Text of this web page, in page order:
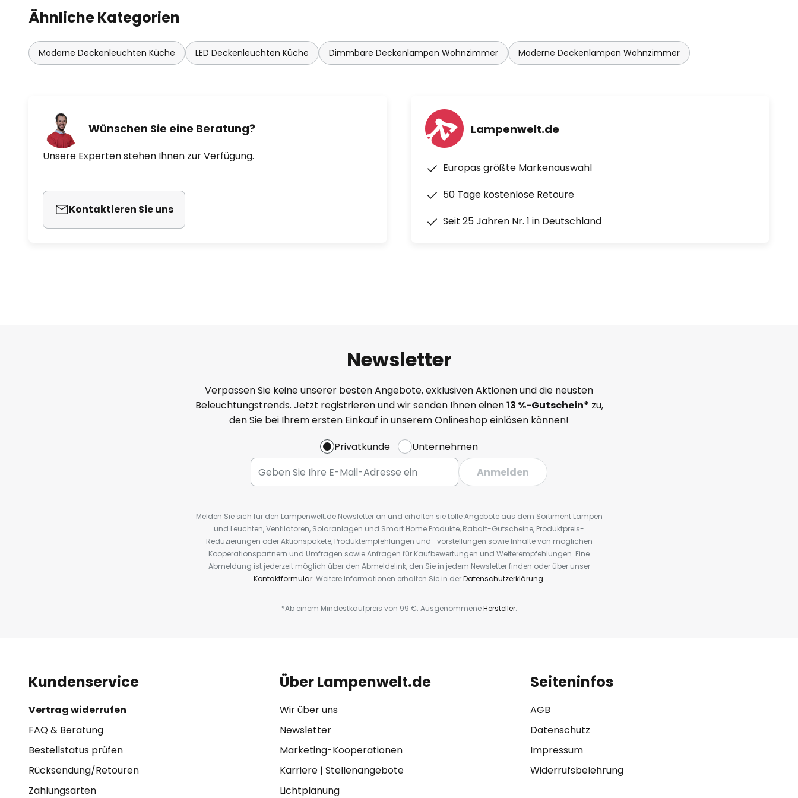
Ähnliche Kategorien
Moderne Deckenleuchten Küche LED Deckenleuchten Küche Dimmbare Deckenlampen Wohnzimmer Moderne Deckenlampen Wohnzimmer
Wünschen Sie eine Beratung?
Unsere Experten stehen Ihnen zur Verfügung.
Kontaktieren Sie uns
Lampenwelt.de
Europas größte Markenauswahl
50 Tage kostenlose Retoure
Seit 25 Jahren Nr. 1 in Deutschland
Newsletter
Verpassen Sie keine unserer besten Angebote, exklusiven Aktionen und die neusten
Beleuchtungstrends. Jetzt registrieren und wir senden Ihnen einen13 %-Gutschein* zu,
den Sie bei Ihrem ersten Einkauf in unserem Onlineshop einlösen können!
Privatkunde
Unternehmen
Anmelden
Melden Sie sich für den Lampenwelt.de Newsletter an und erhalten sie tolle Angebote aus dem Sortiment Lampen
und Leuchten, Ventilatoren, Solaranlagen und Smart Home Produkte, Rabatt-Gutscheine, Produktpreis-
Reduzierungen oder Aktionspakete, Produktempfehlungen und -vorstellungen sowie Inhalte von möglichen
Kooperationspartnern und Umfragen sowie Anfragen für Kaufbewertungen und Weiterempfehlungen. Eine
Abmeldung ist jederzeit möglich über den Abmeldelink, den Sie in jedem Newsletter finden oder über unser
Kontaktformular. Weitere Informationen erhalten Sie in derDatenschutzerklärung.
*Ab einem Mindestkaufpreis von 99 €. AusgenommeneHersteller.
Kundenservice
Vertrag widerrufen
FAQ & Beratung
Bestellstatus prüfen
Rücksendung/Retouren
Zahlungsarten
Über Lampenwelt.de
Wir über uns
Newsletter
Marketing-Kooperationen
Karriere| Stellenangebote
Lichtplanung
Seiteninfos
AGB
Datenschutz
Impressum
Widerrufsbelehrung